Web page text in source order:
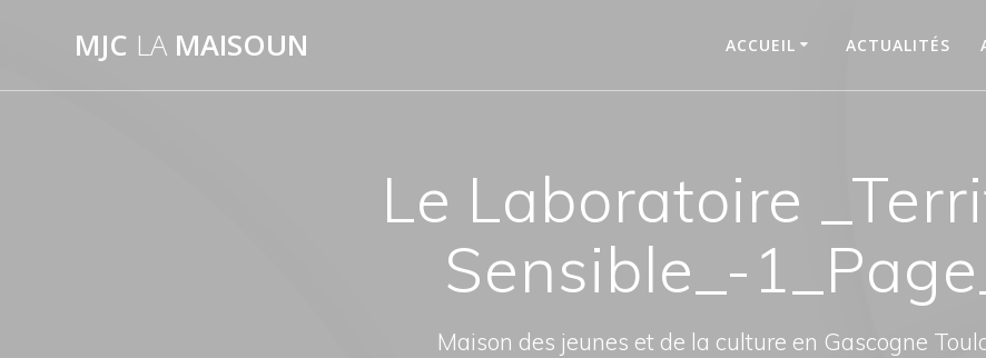
MJC LA MAISOUN ACCUEIL ACTUALITÉS
Le Laboratoire
Sensible_-
Maison des jeunes et de la culture en Gascogne